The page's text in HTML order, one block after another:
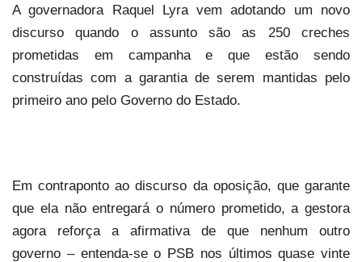
A governadora Raquel Lyra vem adotando um novo
discurso quando o assunto são as 250 creches
prometidas em campanha e que estão sendo
construídas com a garantia de serem mantidas pelo
primeiro ano pelo Governo do Estado.
Em contraponto ao discurso da oposição, que garante
que ela não entregará o número prometido, a gestora
agora reforça a afirmativa de que nenhum outro
governo – entenda-se o PSB nos últimos quase vinte